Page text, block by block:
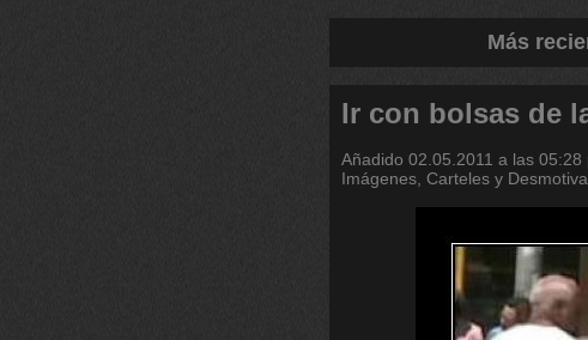
Más
Ir con bolsas de
Añadido 02.05.2011 a las 05:28
Imágenes, Carteles y